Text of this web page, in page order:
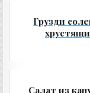
Грузди
Салат из